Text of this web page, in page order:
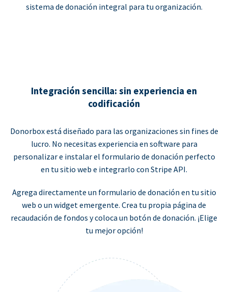
sistema de donación integral para tu organización.
Integración sencilla: sin experiencia en
codificación
Donorbox está diseñado para las organizaciones sin fines de
lucro. No necesitas experiencia en software para
personalizar e instalar el formulario de donación perfecto
en tu sitio web e integrarlo con Stripe API.
Agrega directamente un formulario de donación en tu sitio
web o un widget emergente. Crea tu propia página de
recaudación de fondos y coloca un botón de donación. ¡Elige
tu mejor opción!